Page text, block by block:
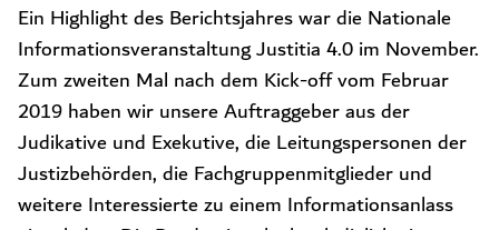
Ein Highlight des Berichtsjahres war die Nationale
Informationsveranstaltung Justitia 4.0 im November.
Zum zweiten Mal nach dem Kick-off vom Februar
2019 haben wir unsere Auftraggeber aus der
Judikative und Exekutive, die Leitungspersonen der
Justizbehörden, die Fachgruppenmitglieder und
weitere Interessierte zu einem Informationsanlass